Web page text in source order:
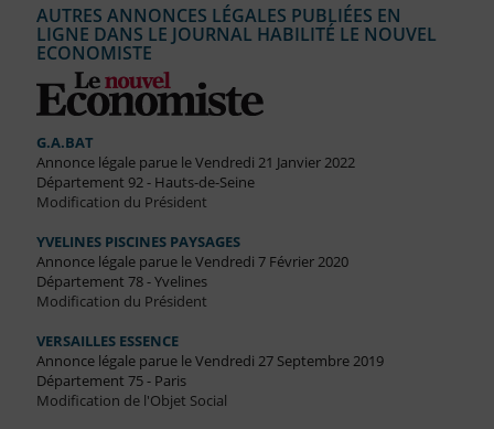
AUTRES ANNONCES LÉGALES PUBLIÉES EN
LIGNE DANS LE JOURNAL HABILITÉ LE NOUVEL
ECONOMISTE
G.A.BAT
Annonce légale parue le Vendredi 21 Janvier 2022
Département 92 - Hauts-de-Seine
Modification du Président
YVELINES PISCINES PAYSAGES
Annonce légale parue le Vendredi 7 Février 2020
Département 78 - Yvelines
Modification du Président
VERSAILLES ESSENCE
Annonce légale parue le Vendredi 27 Septembre 2019
Département 75 - Paris
Modification de l'Objet Social